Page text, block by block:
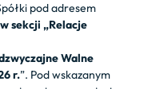
pod adresem
sekcji „Relacje
Walne
r.”. Pod wskazanym